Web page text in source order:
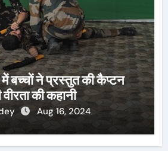
बच्चों ने प्रस्तुत की कैप्टन
की कहानी
Aug 16, 2024